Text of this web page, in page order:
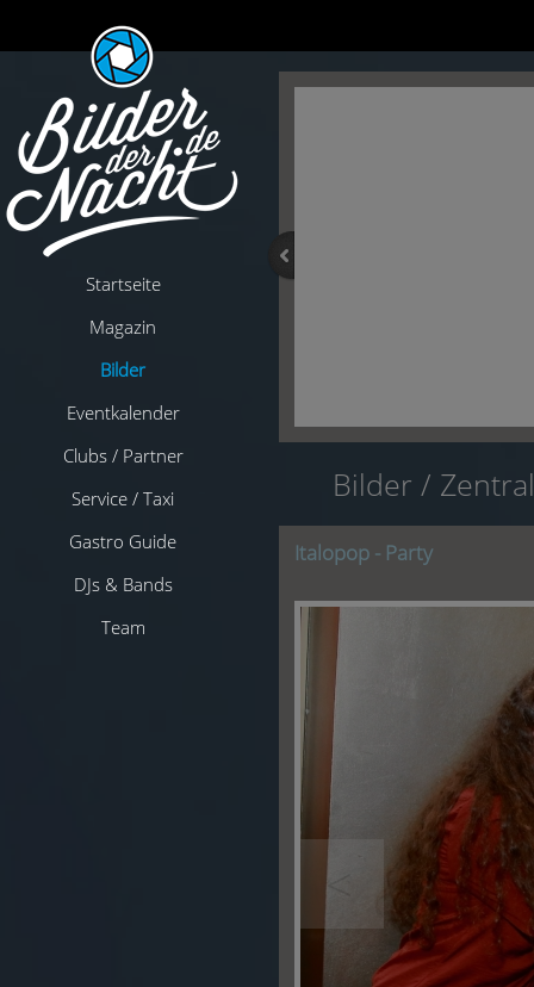
Startseite
Magazin
Bilder
Eventkalender
Clubs / Partner
Service / Taxi
Gastro Guide
DJs & Bands
Team
Bilder /
Italopop - Party
<